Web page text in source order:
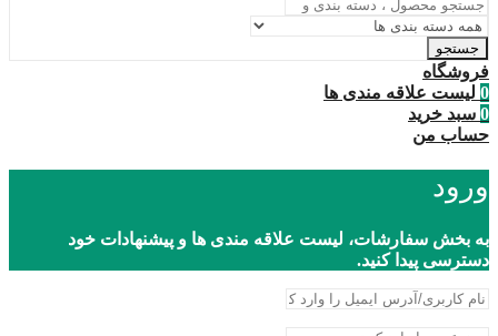
جستجو
فروشگاه
0 لیست علاقه مندی ها
0 سبد خرید
حساب من
ورود
به بخش سفارشات، لیست علاقه مندی ها و پیشنهادات خود
دسترسی پیدا کنید.